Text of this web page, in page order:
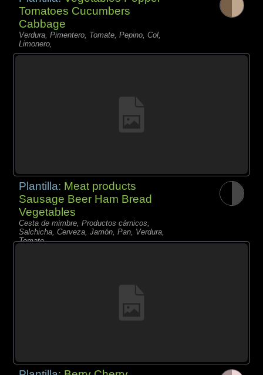
Tomatoes Cucumbers
Cabbage
Verdura, Pimentero, Tomate, Pepino, Col,
Limonero,
Plantilla: Meat products
Sausage Beer Ham Bread
Vegetables
Cesta de mimbre, Productos càrnicos,
Salchicha, Cerveza, Jamón, Pan, Verdura,
Tomate,